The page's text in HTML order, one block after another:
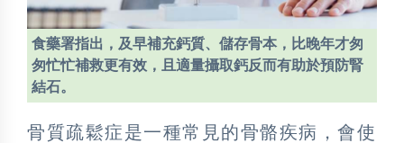
食藥署指出，及早補充鈣質、儲存骨本，比晚年才匆
匆忙忙補救更有效，且適量攝取鈣反而有助於預防腎
結石。
骨質疏鬆症是一種常見的骨骼疾病，會使